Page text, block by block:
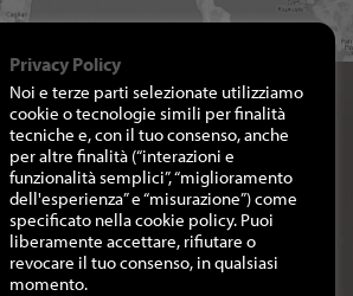
RICHIEDI I NOSTRI
CATALOGHI
CLICCA QUI
Privacy Policy
Noi e terze parti selezionate utilizziamo
cookie o tecnologie simili per finalità
tecniche e, con il tuo consenso, anche
per altre finalità (“interazioni e
funzionalità semplici”, “miglioramento
dell'esperienza” e “misurazione”) come
specificato nella cookie policy. Puoi
liberamente accettare, rifiutare o
revocare il tuo consenso, in qualsiasi
momento.